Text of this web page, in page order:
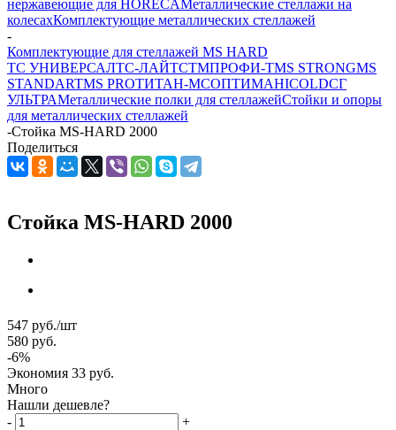
нержавеющие для HORECAМеталлические стеллажи на
колесахКомплектующие металлических стеллажей
-
Комплектующие для стеллажей MS HARD
ТС УНИВЕРСАЛТС-ЛАЙТСТМПРОФИ-ТMS STRONGMS
STANDARTMS PROТИТАН-МСОПТИМАHICOLDСГ
УЛЬТРАМеталлические полки для стеллажейСтойки и опоры
для металлических стеллажей
-Стойка MS-HARD 2000
Поделиться
Стойка MS-HARD 2000
547 руб./шт
580 руб.
-6%
Экономия 33 руб.
Много
Нашли дешевле?
-
+